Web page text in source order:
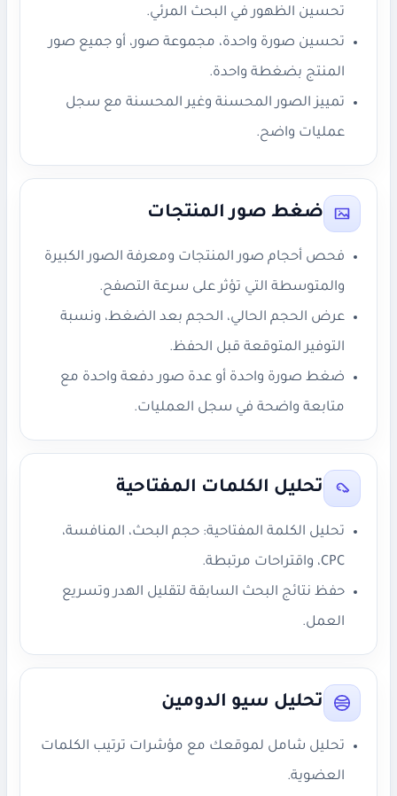
تحسين الظهور في البحث المرئي.
تحسين صورة واحدة، مجموعة صور، أو جميع صور
المنتج بضغطة واحدة.
تمييز الصور المحسنة وغير المحسنة مع سجل
عمليات واضح.
ضغط صور المنتجات
فحص أحجام صور المنتجات ومعرفة الصور الكبيرة
والمتوسطة التي تؤثر على سرعة التصفح.
عرض الحجم الحالي، الحجم بعد الضغط، ونسبة
التوفير المتوقعة قبل الحفظ.
ضغط صورة واحدة أو عدة صور دفعة واحدة مع
متابعة واضحة في سجل العمليات.
تحليل الكلمات المفتاحية
تحليل الكلمة المفتاحية: حجم البحث، المنافسة،
CPC، واقتراحات مرتبطة.
حفظ نتائج البحث السابقة لتقليل الهدر وتسريع
العمل.
تحليل سيو الدومين
تحليل شامل لموقعك مع مؤشرات ترتيب الكلمات
العضوية.